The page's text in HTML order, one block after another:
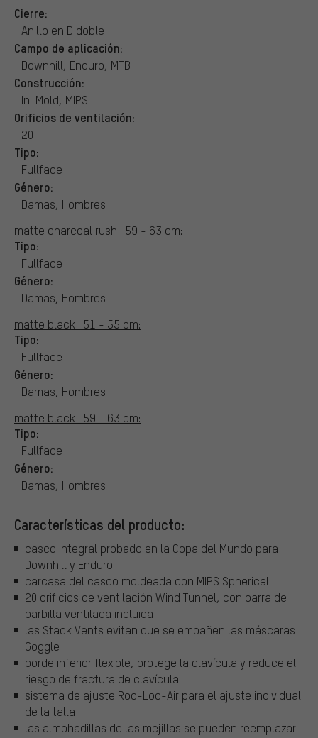
Cierre:
Anillo en D doble
Campo de aplicación:
Downhill, Enduro, MTB
Construcción:
In-Mold, MIPS
Orificios de ventilación:
20
Tipo:
Fullface
Género:
Damas, Hombres
matte charcoal rush | 59 - 63 cm:
Tipo:
Fullface
Género:
Damas, Hombres
matte black | 51 - 55 cm:
Tipo:
Fullface
Género:
Damas, Hombres
matte black | 59 - 63 cm:
Tipo:
Fullface
Género:
Damas, Hombres
Características del producto:
casco integral probado en la Copa del Mundo para
Downhill y Enduro
carcasa del casco moldeada con MIPS Spherical
20 orificios de ventilación Wind Tunnel, con barra de
barbilla ventilada incluida
las Stack Vents evitan que se empañen las máscaras
Goggle
borde inferior flexible, protege la clavícula y reduce el
riesgo de fractura de clavícula
sistema de ajuste Roc-Loc-Air para el ajuste individual
de la talla
las almohadillas de las mejillas se pueden reemplazar